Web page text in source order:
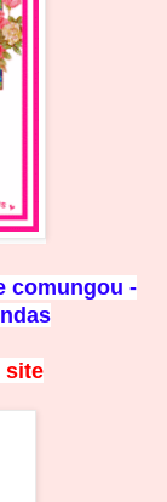
comungou -
site